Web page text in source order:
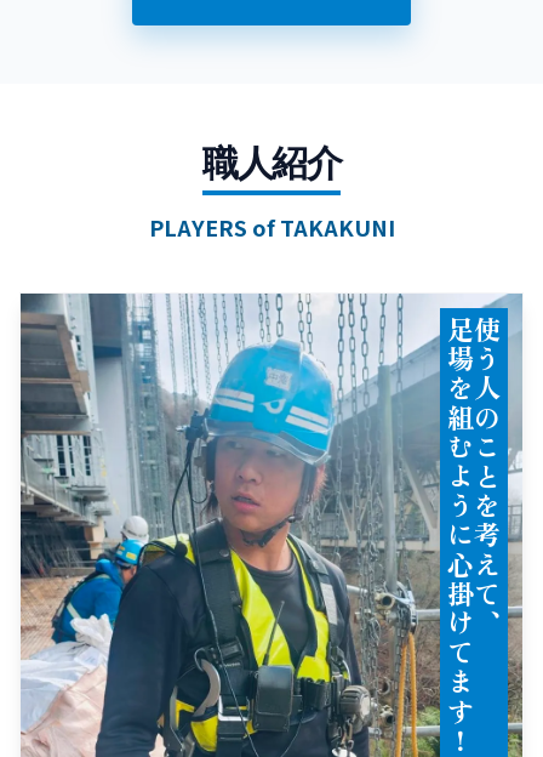
職人紹介
PLAYERS of TAKAKUNI
使
う
人
の
こ
と
を
考
え
て
、
足
場
を
組
む
よ
う
に
心
掛
け
ま
す
！